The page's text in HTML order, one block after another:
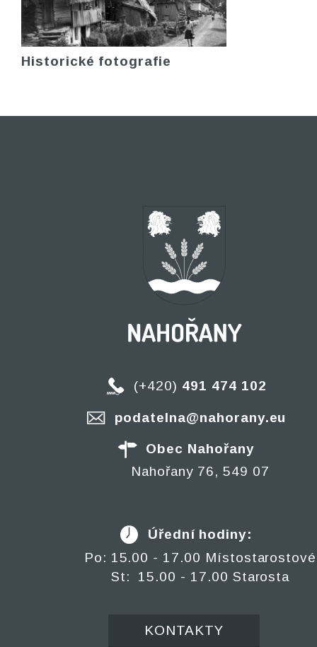
Historické fotografie
(+420) 491 474 102
podatelna@nahorany.eu
Obec Nahořany
Nahořany 76, 549 07
Úřední hodiny:
Po: 15.00 - 17.00 Místostarostové
St: 15.00 - 17.00 Starosta
KONTAKTY